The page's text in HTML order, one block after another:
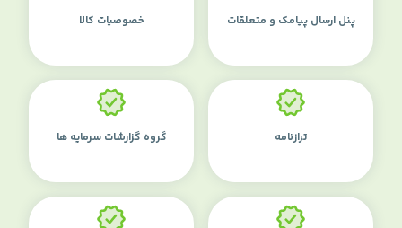
پنل ارسال پیامک و متعلقات خصوصیات کالا
ترازنامه گروه گزارشات سرمایه ها